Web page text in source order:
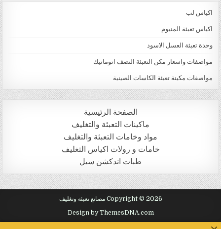
اكياس لب
اكياس تعبئة المنيوم
وحدة تعبئة العسل الاسود
مواصفات واسعار مكن التعبئة النصف اتوماتيك
مواصفات مكينة تعبئة الكاسات الصينية
الصفحة الرئيسية
ماكينات التعبئة والتغليف
مواد وخامات التعبئة والتغليف
خامات و رولات اكياس التغليف
طبات اندكشن سيل
Copyright © 2026 مصانع تعبئة وتغليف
Design by ThemesDNA.com